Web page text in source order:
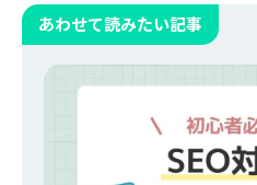
あわせて読みたい記事